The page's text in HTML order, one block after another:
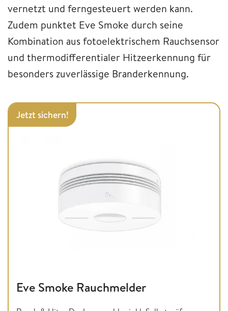
vernetzt und ferngesteuert werden kann.
Zudem punktet Eve Smoke durch seine
Kombination aus fotoelektrischem Rauchsensor
und thermodifferentialer Hitzeerkennung für
besonders zuverlässige Branderkennung.
Jetzt sichern!
Eve Smoke Rauchmelder